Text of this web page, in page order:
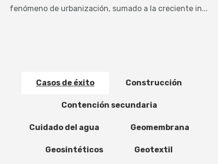
fenómeno de urbanización, sumado a la creciente in...
Casos de éxito Construcción
Contención secundaria
Cuidado del agua Geomembrana
Geosintéticos Geotextil